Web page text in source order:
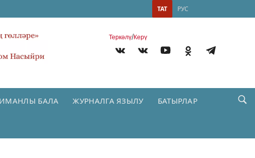
РУС
ТАТ
Теркəлү/Керү
ИМАНЛЫ БАЛА ЖУРНАЛГА ЯЗЫЛУ БАТЫРЛАР